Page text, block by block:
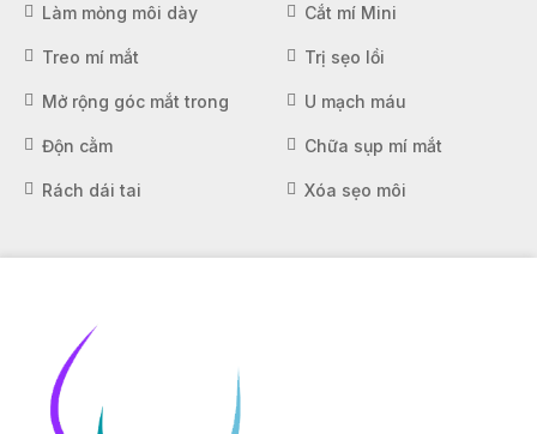
Làm mỏng môi dày Cắt mí Mini
Treo mí mắt Trị sẹo lồi
Mở rộng góc mắt trong U mạch máu
Độn cằm Chữa sụp mí mắt
Rách dái tai Xóa sẹo môi